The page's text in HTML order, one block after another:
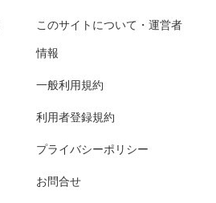
このサイトについて・運営者
情報
一般利用規約
利用者登録規約
プライバシーポリシー
お問合せ